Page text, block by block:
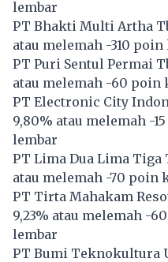
lembar
PT Bhakti Multi Artha
atau melemah -310
PT Puri Sentul Permai
atau melemah -60 poin
PT Electronic City
9,80% atau melemah -
lembar
PT Lima Dua Lima Tiga
atau melemah -70 poin
PT Tirta Mahakam
9,23% atau melemah -
lembar
PT Bumi Teknokultura